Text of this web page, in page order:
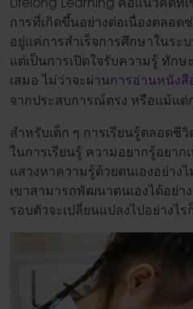
การที่เกิดขึ้นอย่างต่อเนื่องตลอด
อยู่แค่การสำเร็จการศึกษาในระ
แต่เป็นการเปิดใจรับความรู้ ทัก
เสมอ ไม่ว่าจะผ่านการอ่านหนังสื
จากประสบการณ์ตรง หรือแม้แต่
สำหรับเด็ก ๆ การเรียนรู้ตลอดชีวิ
ในการเรียนรู้ ความอยากรู้อยา
แสวงหาความรู้ด้วยตนเองอย่าง
เขาสามารถพัฒนาตนเองได้อย่า
รอบตัวจะเปลี่ยนแปลงไปอย่างไร